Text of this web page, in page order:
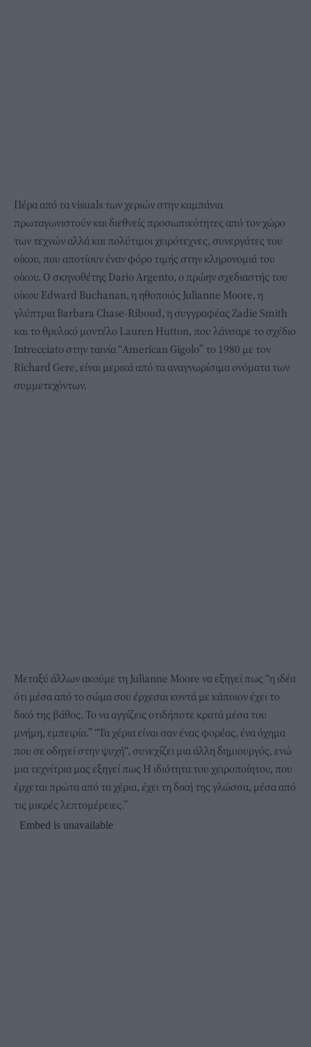
Πέρα από τα visuals των χεριών στην καμπάνια
πρωταγωνιστούν και διεθνείς προσωπικότητες από τον χώρο
των τεχνών αλλά και πολύτιμοι χειρότεχνες, συνεργάτες του
οίκου, που αποτίουν έναν φόρο τιμής στην κληρονομιά του
οίκου. Ο σκηνοθέτης Dario Argento, ο πρώην σχεδιαστής του
οίκου Edward Buchanan, η ηθοποιός Julianne Moore, η
γλύπτρια Barbara Chase-Riboud, η συγγραφέας Zadie Smith
και το θρυλικό μοντέλο Lauren Hutton, που λάνσαρε το σχέδιο
Intrecciato στην ταινία “American Gigolo” το 1980 με τον
Richard Gere, είναι μερικά από τα αναγνωρίσιμα ονόματα των
συμμετεχόντων.
Μεταξύ άλλων ακούμε τη Julianne Moore να εξηγεί πως “η ιδέα
ότι μέσα από το σώμα σου έρχεσαι κοντά με κάποιον έχει το
δικό της βάθος. Το να αγγίζεις οτιδήποτε κρατά μέσα του
μνήμη, εμπειρία.” “Τα χέρια είναι σαν ένας φορέας, ένα όχημα
που σε οδηγεί στην ψυχή“, συνεχίζει μια άλλη δημιουργός, ενώ
μια τεχνίτρια μας εξηγεί πως Η ιδιότητα του χειροποίητου, που
έρχεται πρώτα από τα χέρια, έχει τη δική της γλώσσα, μέσα από
τις μικρές λεπτομέρειες.”